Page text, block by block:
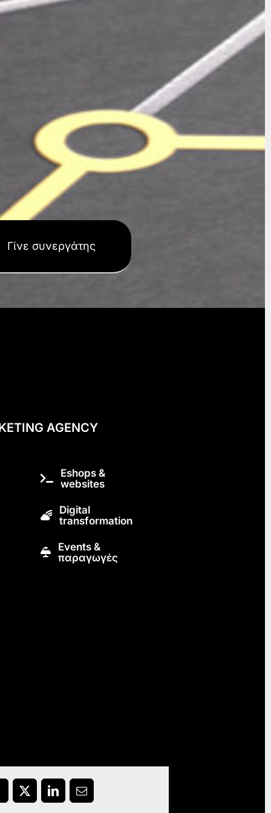
Γίνε συνεργάτης
AGENCY
Eshops &
websites
Digital
transformation
Εvents &
παραγωγές